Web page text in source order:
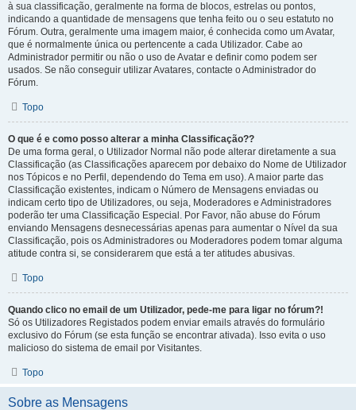
à sua classificação, geralmente na forma de blocos, estrelas ou pontos,
indicando a quantidade de mensagens que tenha feito ou o seu estatuto no
Fórum. Outra, geralmente uma imagem maior, é conhecida como um Avatar,
que é normalmente única ou pertencente a cada Utilizador. Cabe ao
Administrador permitir ou não o uso de Avatar e definir como podem ser
usados. Se não conseguir utilizar Avatares, contacte o Administrador do
Fórum.
Topo
O que é e como posso alterar a minha Classificação??
De uma forma geral, o Utilizador Normal não pode alterar diretamente a sua
Classificação (as Classificações aparecem por debaixo do Nome de Utilizador
nos Tópicos e no Perfil, dependendo do Tema em uso). A maior parte das
Classificação existentes, indicam o Número de Mensagens enviadas ou
indicam certo tipo de Utilizadores, ou seja, Moderadores e Administradores
poderão ter uma Classificação Especial. Por Favor, não abuse do Fórum
enviando Mensagens desnecessárias apenas para aumentar o Nível da sua
Classificação, pois os Administradores ou Moderadores podem tomar alguma
atitude contra si, se considerarem que está a ter atitudes abusivas.
Topo
Quando clico no email de um Utilizador, pede-me para ligar no fórum?!
Só os Utilizadores Registados podem enviar emails através do formulário
exclusivo do Fórum (se esta função se encontrar ativada). Isso evita o uso
malicioso do sistema de email por Visitantes.
Topo
Sobre as Mensagens